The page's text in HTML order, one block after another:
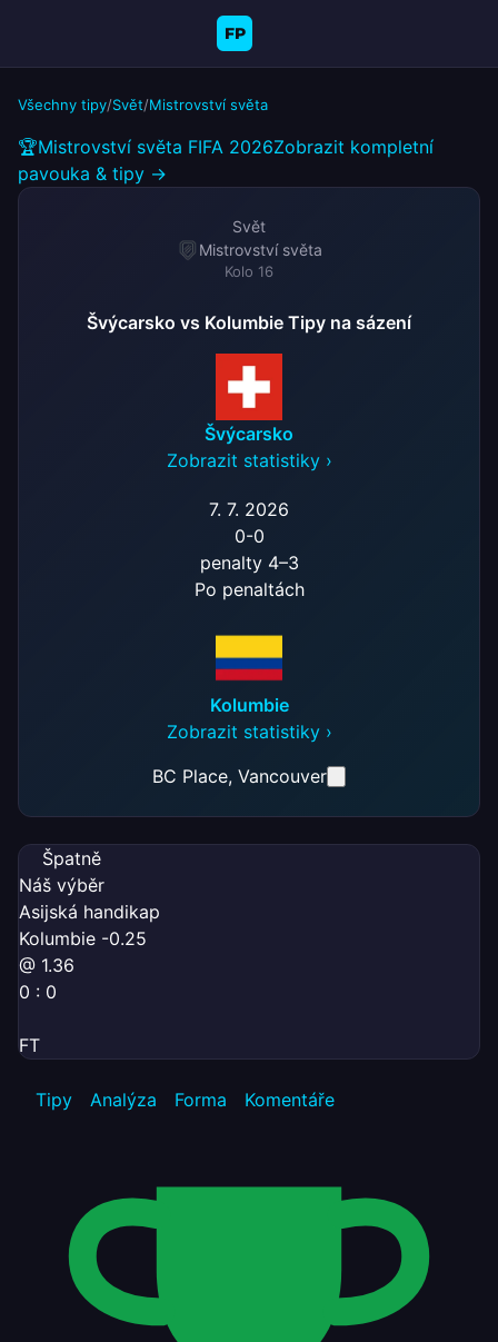
FP
Všechny tipy/Svět/Mistrovství světa
🏆Mistrovství světa FIFA 2026Zobrazit kompletní
pavouka & tipy →
Svět
Mistrovství světa
Kolo 16
Švýcarsko vs Kolumbie Tipy na sázení
Švýcarsko
Zobrazit statistiky ›
7. 7. 2026
0-0
penalty 4–3
Po penaltách
Kolumbie
Zobrazit statistiky ›
BC Place, Vancouver
Špatně
Náš výběr
Asijská handikap
Kolumbie -0.25
@ 1.36
0 : 0
FT
Tipy Analýza Forma Komentáře